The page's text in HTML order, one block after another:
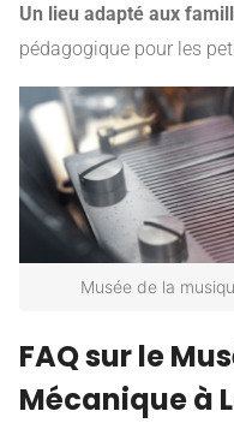
Un lieu adapté aux
pédagogique pour les
Musée de la
FAQ sur le
Mécanique à